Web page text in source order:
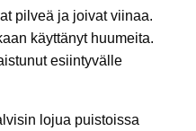
pilveä ja joivat viinaa.
käyttänyt huumeita.
esiintyvälle
lojua puistoissa